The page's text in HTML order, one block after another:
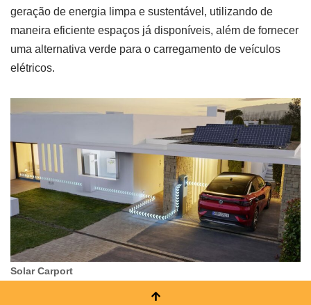
geração de energia limpa e sustentável, utilizando de
maneira eficiente espaços já disponíveis, além de fornecer
uma alternativa verde para o carregamento de veículos
elétricos.
Solar Carport